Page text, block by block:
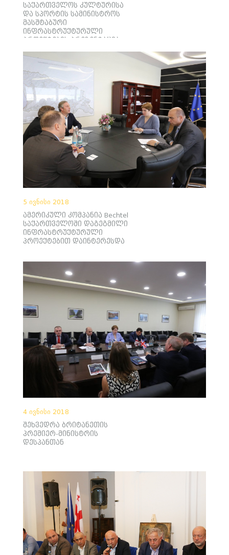
საქართველოს კულტურისა
და სპორტის სამინისტროს
მასშტაბური
ინფრასტრუქტურული
პროექტების პრეზენტაცია
5 ივნისი 2018
ამერიკული კომპანია Bechtel
საქართველოში დაგეგმილი
ინფრასტრუქტურული
პროექტებით დაინტერესდა
4 ივნისი 2018
შეხვედრა ბრიტანეთის
პრემიერ-მინისტრის
დესპანთან